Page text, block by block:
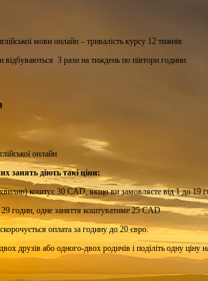
мови онлайн – тривалість курсу 12 тижнів
відбуваються 3 рази на тиждень по півтори години.
онлайн
занять діють такі ціни:
коштує 30 CAD, якщо ви замовляєте від 1 до 19
годин, одне заняття коштуватиме 25 CAD
оплата за годину до 20 євро.
друзів або одного-двох родичів і поділіть одну ціну